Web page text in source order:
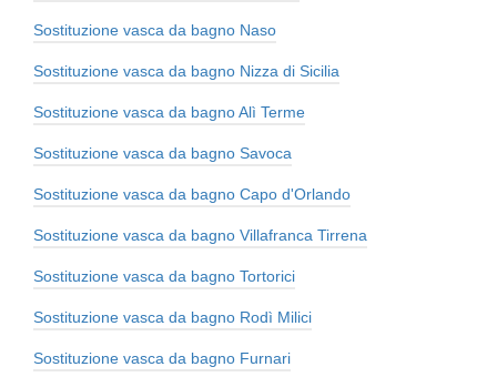
Sostituzione vasca da bagno Naso
Sostituzione vasca da bagno Nizza di Sicilia
Sostituzione vasca da bagno Alì Terme
Sostituzione vasca da bagno Savoca
Sostituzione vasca da bagno Capo d'Orlando
Sostituzione vasca da bagno Villafranca Tirrena
Sostituzione vasca da bagno Tortorici
Sostituzione vasca da bagno Rodì Milici
Sostituzione vasca da bagno Furnari